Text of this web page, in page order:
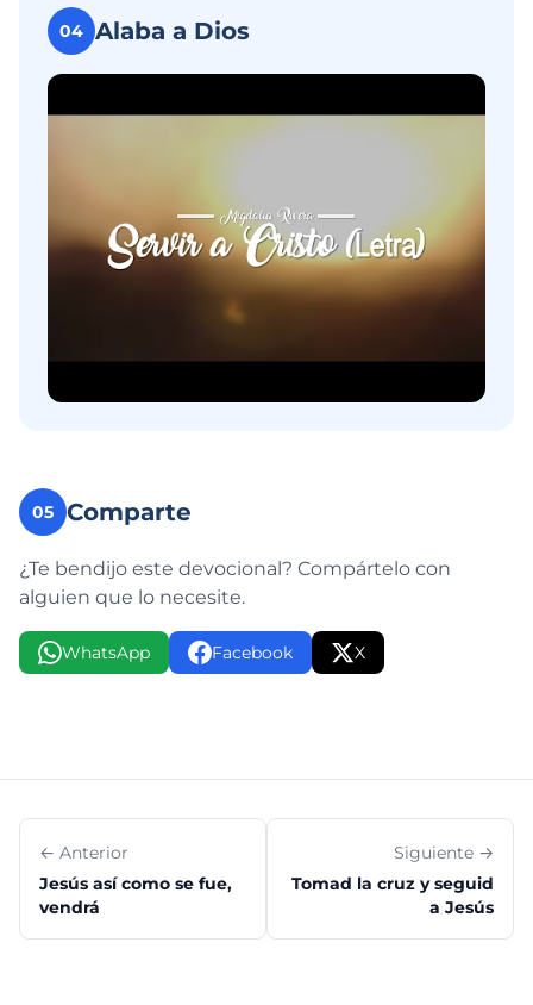
04 Alaba a Dios
05 Comparte
¿Te bendijo este devocional? Compártelo con
alguien que lo necesite.
WhatsApp Facebook X
← Anterior
Jesús así como se fue,
vendrá
Siguiente →
Tomad la cruz y seguid
a Jesús